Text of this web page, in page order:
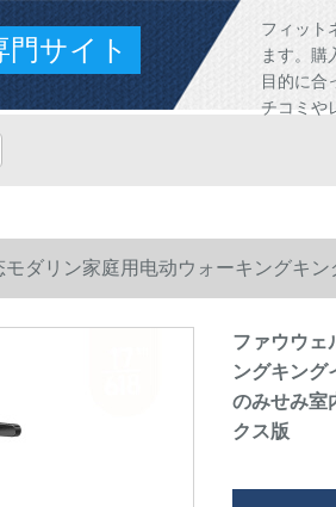
門サイト
フィット
ます。購
目的に合
チコミや
ダリン家庭用电动ウォーキングキ
ナーイングランドグランドグランド
ファウウェ
ングキング
のみせみ室
クス版